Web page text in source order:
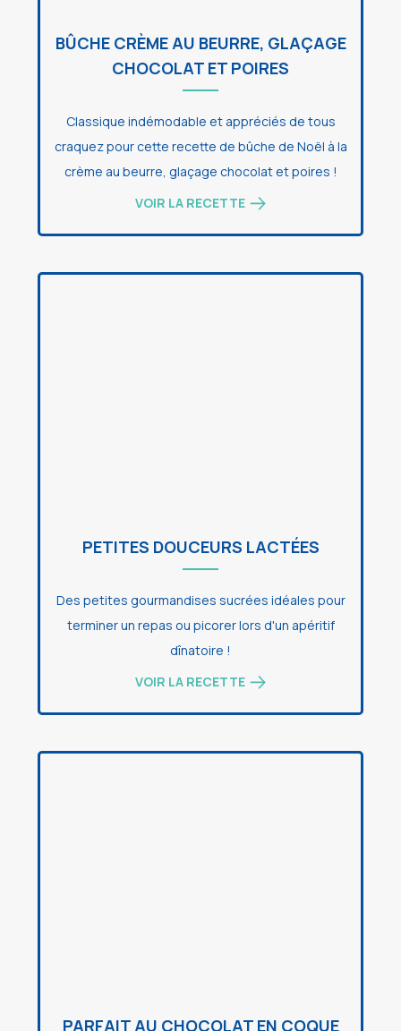
BÛCHE CRÈME AU BEURRE, GLAÇAGE
CHOCOLAT ET POIRES
Classique indémodable et appréciés de tous
craquez pour cette recette de bûche de Noël à la
crème au beurre, glaçage chocolat et poires !
VOIR LA RECETTE
PETITES DOUCEURS LACTÉES
Des petites gourmandises sucrées idéales pour
terminer un repas ou picorer lors d'un apéritif
dînatoire !
VOIR LA RECETTE
PARFAIT AU CHOCOLAT EN COQUE